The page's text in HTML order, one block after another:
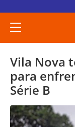
Vila Nova
para
Série B